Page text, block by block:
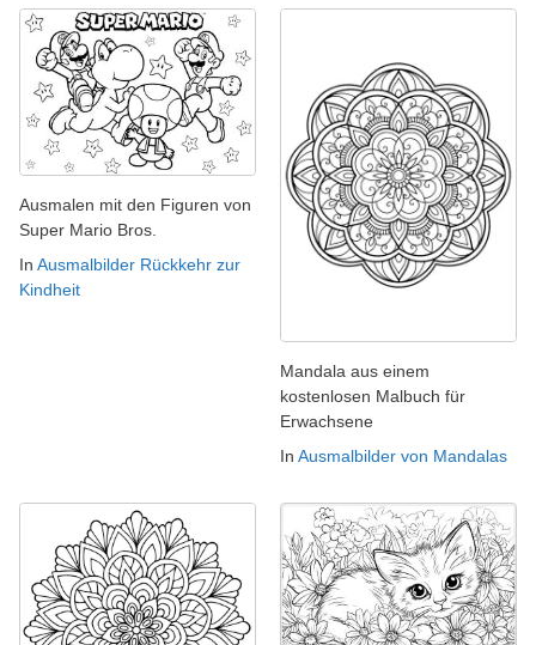
Ausmalen mit den Figuren von
Super Mario Bros.
In Ausmalbilder Rückkehr zur
Kindheit
Mandala aus einem
kostenlosen Malbuch für
Erwachsene
In Ausmalbilder von Mandalas